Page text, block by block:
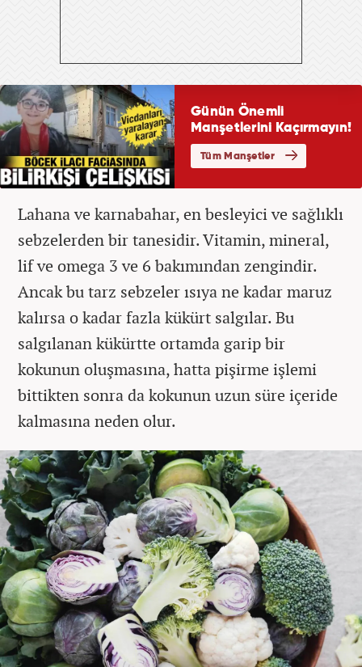
Lahana ve karnabahar, en besleyici ve sağlıklı
sebzelerden bir tanesidir. Vitamin, mineral,
lif ve omega 3 ve 6 bakımından zengindir.
Ancak bu tarz sebzeler ısıya ne kadar maruz
kalırsa o kadar fazla kükürt salgılar. Bu
salgılanan kükürtte ortamda garip bir
kokunun oluşmasına, hatta pişirme işlemi
bittikten sonra da kokunun uzun süre içeride
kalmasına neden olur.